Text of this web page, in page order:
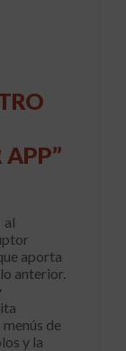
APP”
al
aporta
anterior.
de
y la